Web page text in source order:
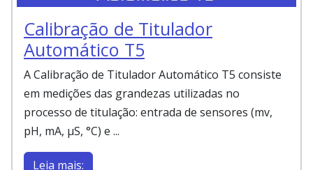
Calibração de Titulador
Automático T5
A Calibração de Titulador Automático T5 consiste
em medições das grandezas utilizadas no
processo de titulação: entrada de sensores (mv,
pH, mA, µS, °C) e ...
Leia mais: